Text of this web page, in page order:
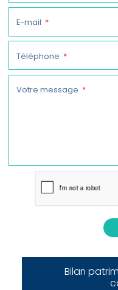
E-mail
Téléphone
Votre message
Bilan